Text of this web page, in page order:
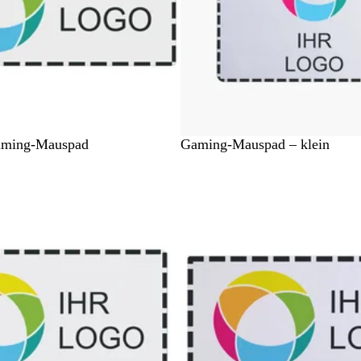
Mauspad
W
Gaming-Mauspad – klein